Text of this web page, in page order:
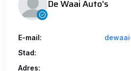
De Waai Auto's
E-mail:
Stad:
Adres: